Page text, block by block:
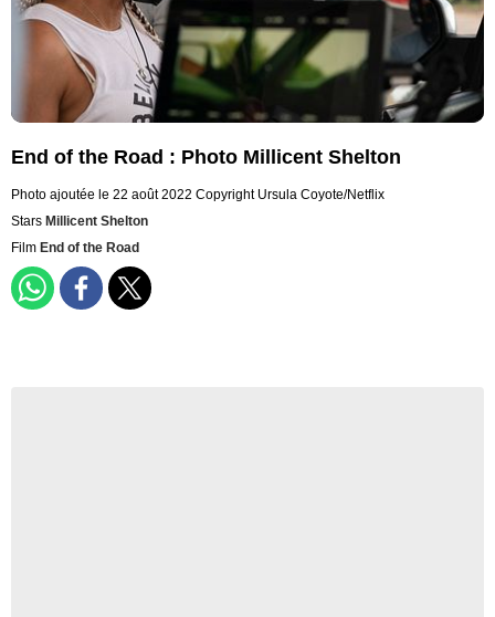
End of the Road : Photo Millicent Shelton
Photo ajoutée le 22 août 2022 Copyright Ursula Coyote/Netflix
Stars Millicent Shelton
Film End of the Road